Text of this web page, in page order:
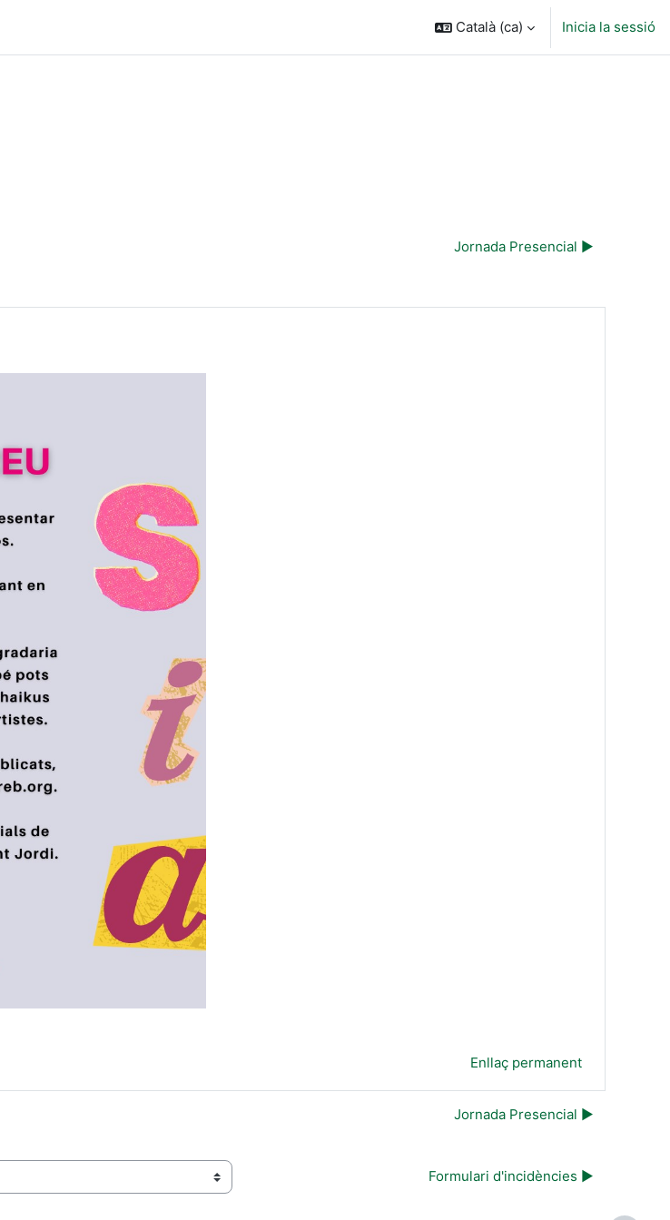
Català ‎(ca)‎ Inicia la sessió
Jornada Presencial ▶︎
Enllaç permanent
Jornada Presencial ▶︎
Formulari d'incidències ▶︎